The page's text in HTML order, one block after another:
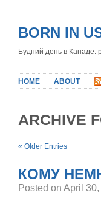
BORN IN
Будний день в Канаде:
HOME ABOUT
ARCHIVE
« Older Entries
КОМУ
Posted on April